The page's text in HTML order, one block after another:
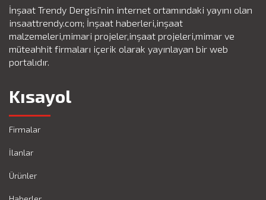
İnşaat Trendy Dergisi'nin internet ortamındaki yayını olan
insaattrendy.com; İnşaat haberleri,inşaat
malzemeleri,mimari projeler,inşaat projeleri,mimar ve
müteahhit firmaları içerik olarak yayınlayan bir web
portalıdır.
Kısayol
Firmalar
İlanlar
Ürünler